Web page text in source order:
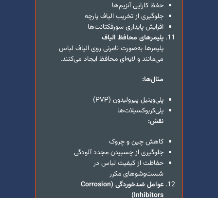
حفظ کارایی آنزیم‌ها
جلوگیری از تخریب الیاف پارچه
افزایش پایداری سورفکتانت‌ها
پلیمرهای محافظ الیاف
پلیمرها به‌صورت نامرئی روی الیاف لباس
می‌مانند و لایه‌ای محافظ ایجاد می‌کنند.
مثال‌ها:
پلی‌وینیل پیرولیدون (PVP)
پلی‌کربوکسیلات‌ها
نقش:
کاهش چین و چروک
جلوگیری از چسبیدن مجدد آلودگی
حفاظت از کیفیت لباس در
شست‌وشوهای مکرر
عوامل ضدخوردگی (Corrosion
Inhibitors
)